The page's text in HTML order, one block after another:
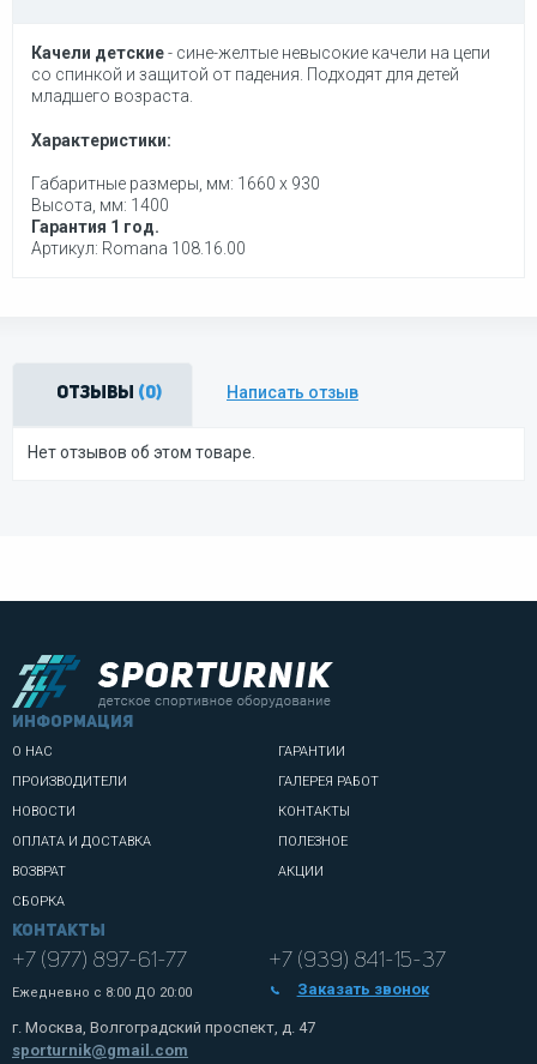
Качели детские- сине-желтые невысокие качели на цепи
со спинкой и защитой от падения. Подходят для детей
младшего возраста.
Характеристики:
Габаритные размеры, мм: 1660 x 930
Высота, мм: 1400
Гарантия 1 год.
Артикул: Romana 108.16.00
Отзывы (0) Написать отзыв
Нет отзывов об этом товаре.
информация
О НАС
ПРОИЗВОДИТЕЛИ
НОВОСТИ
ОПЛАТА И ДОСТАВКА
ВОЗВРАТ
СБОРКА
ГАРАНТИИ
ГАЛЕРЕЯ РАБОТ
КОНТАКТЫ
ПОЛЕЗНОЕ
АКЦИИ
Контакты
+7 (977) 897-61-77
Ежедневно с 8:00 ДО 20:00
+7 (939) 841-15-37
Заказать звонок
г. Москва, Волгоградский проспект, д. 47
sporturnik@gmail.com